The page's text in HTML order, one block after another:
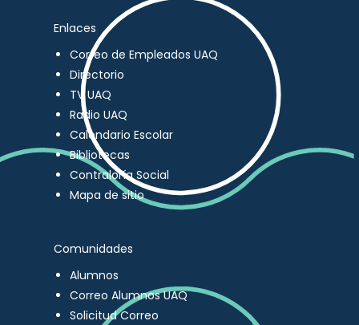
Enlaces
Correo de Empleados UAQ
Directorio
TV UAQ
Radio UAQ
Calendario Escolar
Bibliotecas
Contraloría Social
Mapa de sitio
Comunidades
Alumnos
Correo Alumnos UAQ
Solicitud Correo